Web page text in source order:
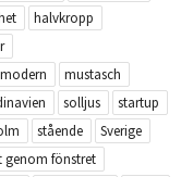
halvkropp
modern
mustasch
solljus
startup
stående
Sverige
genom fönstret